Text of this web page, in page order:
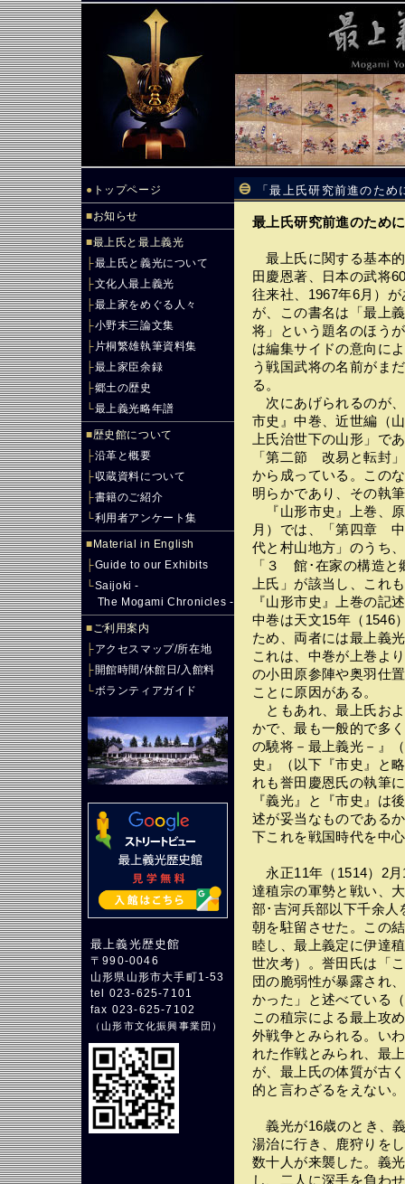
● トップページ
■お知らせ
■最上氏と最上義光
├最上氏と義光について
├文化人最上義光
├最上家をめぐる人々
├小野末三論文集
├ 片桐繁雄執筆資料集
├最上家臣余録
├郷土の歴史
└最上義光略年譜
■歴史館について
├沿革と概要
├収蔵資料について
├書籍のご紹介
└利用者アンケート集
■ Material in English
├Guide to our Exhibits
└Saijoki -
The Mogami Chronicles -
■ご利用案内
├アクセスマップ/所在地
├開館時間/休館日/入館料
└ボランティアガイド
最上義光歴史館
〒990-0046
山形県山形市大手町1-53
tel 023-625-7101
fax 023-625-7102
（山形市文化振興事業団 ）
「最上氏研究前進のた
最上氏研究前進のため
最上氏に関する基本
田慶恩著、日本の武将
往来社、1967年6月）
が、この書名は「最上
将」という題名のほう
は編集サイドの意向に
う戦国武将の名前がま
る。
次にあげられるのが
市史』中巻、近世編（
上氏治世下の山形」で
「第二節 改易と転封
から成っている。この
明らかであり、その執
『山形市史』上巻、
月）では、「第四章
代と村山地方」のうち
「３ 館･在家の構造
上氏」が該当し、これ
『山形市史』上巻の記
中巻は天文15年（1546
ため、両者には最上義
これは、中巻が上巻よ
の小田原参陣や奥羽仕
ことに原因がある。
ともあれ、最上氏お
かで、最も一般的で多
の驍将－最上義光－』
史』（以下『市史』と
れも誉田慶恩氏の執筆
『義光』と『市史』は
述が妥当なものである
下これを戦国時代を中
永正11年（1514）2月
達稙宗の軍勢と戦い、
部･吉河兵部以下千余人
朝を駐留させた。この
睦し、最上義定に伊達
世次考）。誉田氏は「
団の脆弱性が暴露され
かった」と述べている
この稙宗による最上攻
外戦争とみられる。い
れた作戦とみられ、最
が、最上氏の体質が古
的と言わざるをえない。
義光が16歳のとき、
湯治に行き、鹿狩りを
数十人が来襲した。義
し、二人に深手を負わ